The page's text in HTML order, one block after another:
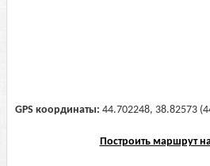
GPS координаты: 44.702248, 38.82573
Построить маршрут